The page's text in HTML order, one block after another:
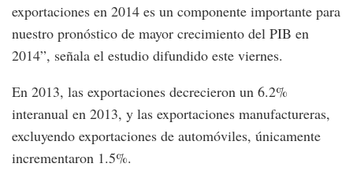
exportaciones en 2014 es un componente importante para
nuestro pronóstico de mayor crecimiento del PIB en
2014”, señala el estudio difundido este viernes.
En 2013, las exportaciones decrecieron un 6.2%
interanual en 2013, y las exportaciones manufactureras,
excluyendo exportaciones de automóviles, únicamente
incrementaron 1.5%.